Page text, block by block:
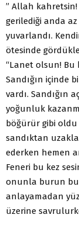
” Allah kahretsin!
gerilediği anda
yuvarlandı.
ötesinde
“Lanet olsun! Bu
Sandığın içinde
vardı. Sandığın
yoğunluk
böğürür gibi oldu
sandıktan
ederken hemen
Feneri bu kez
onunla burun
anlayamadan
üzerine